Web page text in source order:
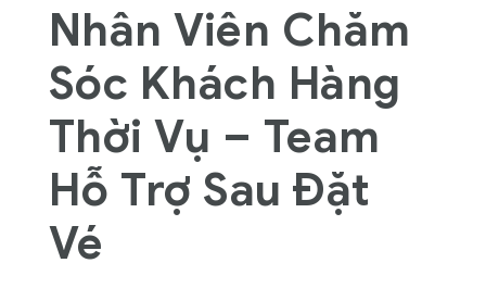
Nhân Viên Chăm
Sóc Khách Hàng
Thời Vụ – Team
Hỗ Trợ Sau Đặt
Vé